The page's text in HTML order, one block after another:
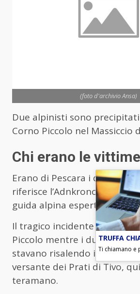
(foto d'archivio Ansa)
Due alpinisti sono
Corno Piccolo nel Massiccio
Chi erano le vittime
Erano di Pescara i due
riferisce l’Adnkronos, uno
guida alpina esperta.
Il tragico incidente è
Piccolo mentre i due erano
stavano risalendo il canale
versante dei Prati di Tivo,
teramano.
TRUFFA
Ti chiamano e